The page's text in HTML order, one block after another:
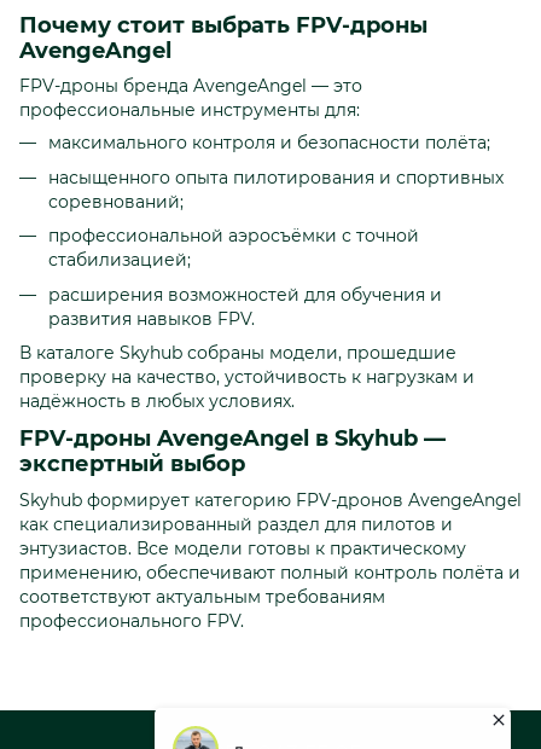
Почему стоит выбрать FPV-дроны
AvengeAngel
FPV-дроны бренда AvengeAngel — это
профессиональные инструменты для:
максимального контроля и безопасности полёта;
насыщенного опыта пилотирования и спортивных
соревнований;
профессиональной аэросъёмки с точной
стабилизацией;
расширения возможностей для обучения и
развития навыков FPV.
В каталоге Skyhub собраны модели, прошедшие
проверку на качество, устойчивость к нагрузкам и
надёжность в любых условиях.
FPV-дроны AvengeAngel в Skyhub —
экспертный выбор
Skyhub формирует категорию FPV-дронов AvengeAngel
как специализированный раздел для пилотов и
энтузиастов. Все модели готовы к практическому
применению, обеспечивают полный контроль полёта и
соответствуют актуальным требованиям
профессионального FPV.